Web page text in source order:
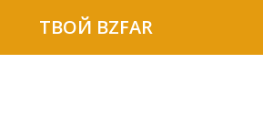
ТВОЙ BZFAR